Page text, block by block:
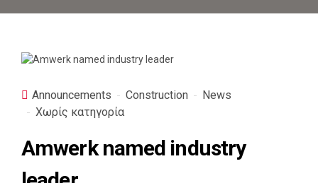
Announcements Construction
News
Χωρίς κατηγορία
Amwerk named industry